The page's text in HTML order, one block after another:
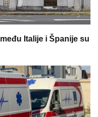
Italije i Španije su